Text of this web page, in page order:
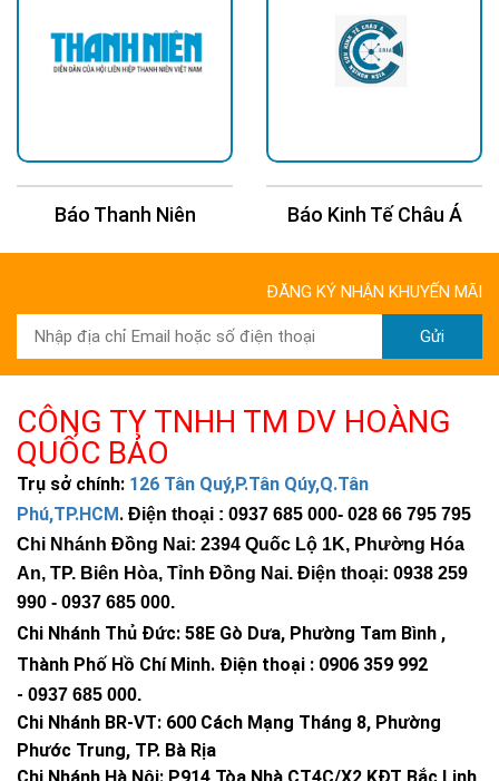
Báo Thanh Niên Báo Kinh Tế Châu Á
ĐĂNG KÝ NHẬN KHUYẾN MÃI
Gửi
CÔNG TY TNHH TM DV HOÀNG
QUỐC BẢO
Trụ sở chính: 126 Tân Quý,P.Tân Qúy,Q.Tân
Phú,TP.HCM. Điện thoại : 0937 685 000- 028 66 795 795
Chi Nhánh Đồng Nai: 2394 Quốc Lộ 1K, Phường Hóa
An, TP. Biên Hòa, Tỉnh Đồng Nai. Điện thoại: 0938 259
990 - 0937 685 000.
Chi Nhánh Thủ Đức: 58E Gò Dưa, Phường Tam Bình ,
Thành Phố Hồ Chí Minh. Điện thoại : 0906 359 992
- 0937 685 000.
Chi Nhánh BR-VT: 600 Cách Mạng Tháng 8, Phường
Phước Trung, TP. Bà Rịa